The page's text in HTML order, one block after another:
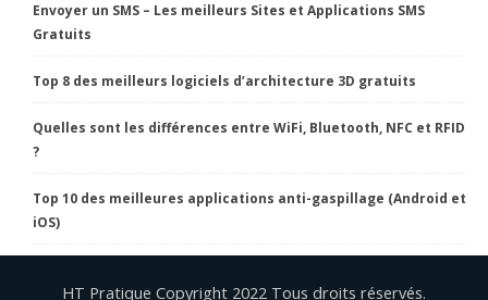
Envoyer un SMS – Les meilleurs Sites et Applications SMS
Gratuits
Top 8 des meilleurs logiciels d’architecture 3D gratuits
Quelles sont les différences entre WiFi, Bluetooth, NFC et RFID
?
Top 10 des meilleures applications anti-gaspillage (Android et
iOS)
HT Pratique Copyright 2022 Tous droits réservés.